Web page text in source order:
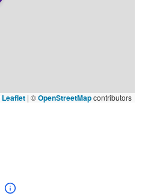
Leaflet | ©OpenStreetMapcontributors